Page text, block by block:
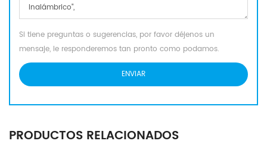
Si tiene preguntas o sugerencias, por favor déjenos un
mensaje, le responderemos tan pronto como podamos.
PRODUCTOS RELACIONADOS